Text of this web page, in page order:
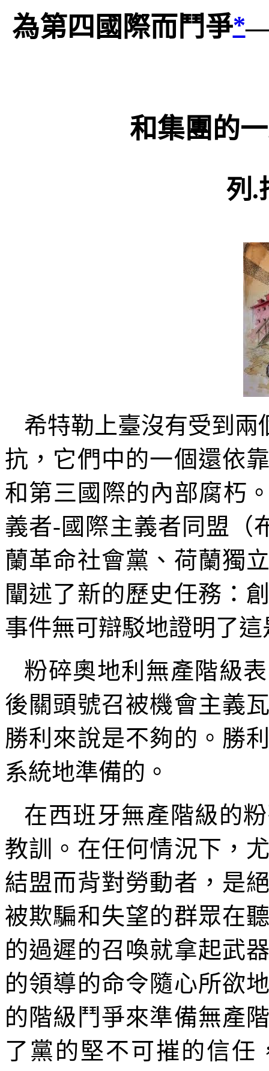
為第四國際而鬥爭*
和集團的
列 .
希特勒上臺沒有受到兩
抗，它們中的一個還依
和第三國際的內部腐朽
義者-國際主義者同盟（
蘭革命社會黨、荷蘭獨
闡述了新的歷史任務：
事件無可辯駁地證明了
粉碎奧地利無產階級
後關頭號召被機會主義
勝利來說是不夠的。勝
系統地準備的。
在西班牙無產階級的
教訓。在任何情況下，
結盟而背對勞動者，是
被欺騙和失望的群眾在
的過遲的召喚就拿起武
的領導的命令隨心所欲
的階級鬥爭來準備無產
了黨的堅不可摧的信任